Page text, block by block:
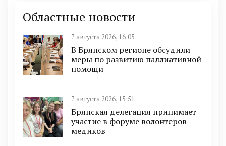
Областные новости
7 августа 2026, 16:05
В Брянском регионе обсудили
меры по развитию паллиативной
помощи
7 августа 2026, 15:51
Брянская делегация принимает
участие в форуме волонтеров-
медиков